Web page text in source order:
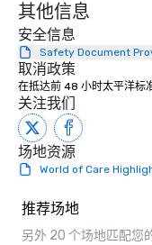
其他信息
安全信息
Safety Document
取消政策
在抵达前 48 小时太平洋标
关注我们
场地资源
World of Care
推荐场地
另外 20 个场地匹配您